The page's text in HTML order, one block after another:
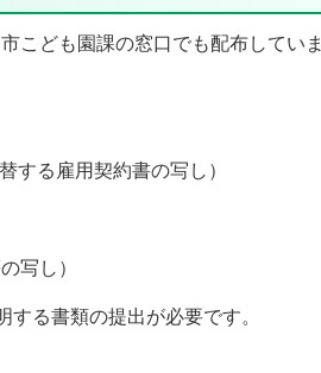
こども園課の窓口でも配布していま
する雇用契約書の写し）
写し）
る書類の提出が必要です。